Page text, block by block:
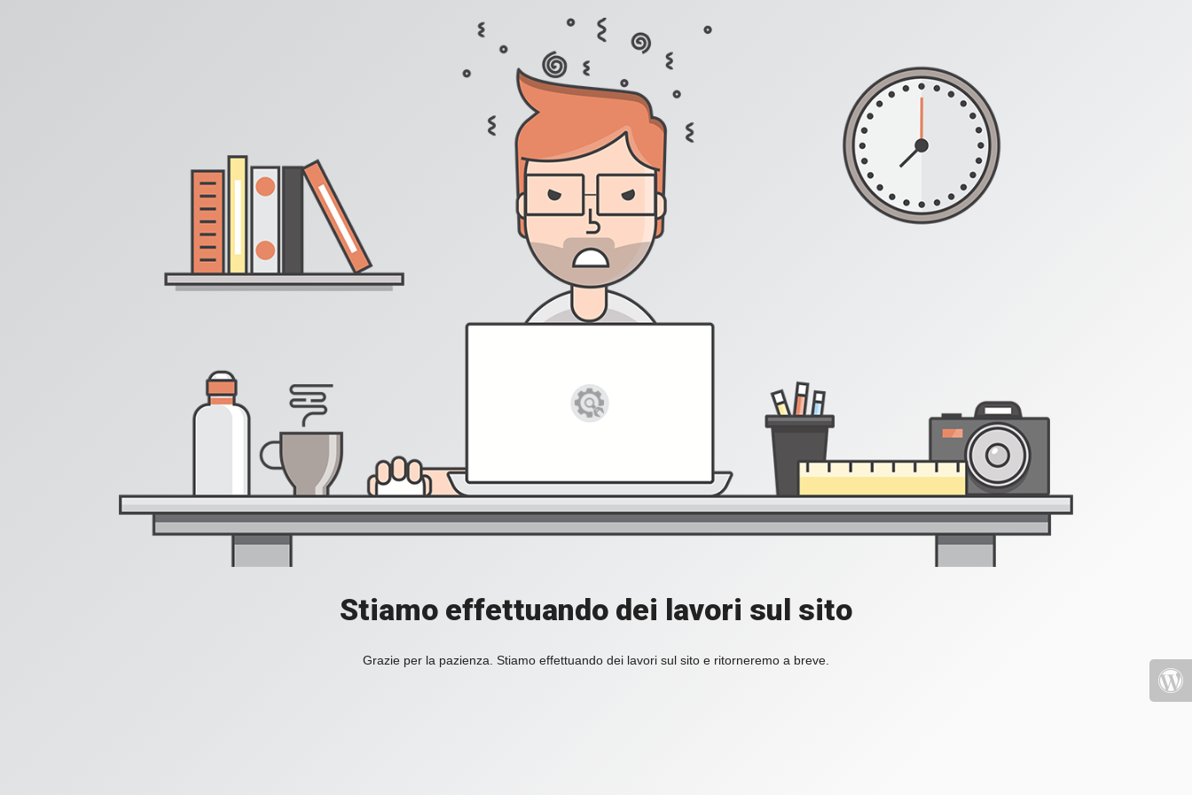
Stiamo effettuando dei lavori sul sito
Grazie per la pazienza. Stiamo effettuando dei lavori sul sito e ritorneremo a breve.